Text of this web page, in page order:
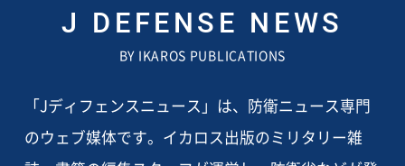
J DEFENSE NEWS
BY IKAROS PUBLICATIONS
「Jディフェンスニュース」は、防衛ニュース専門
のウェブ媒体です。イカロス出版のミリタリー雑